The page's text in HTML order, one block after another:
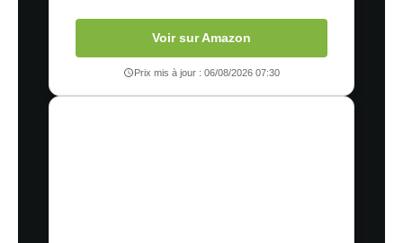
Voir sur Amazon
Prix mis à jour : 06/08/2026 07:30